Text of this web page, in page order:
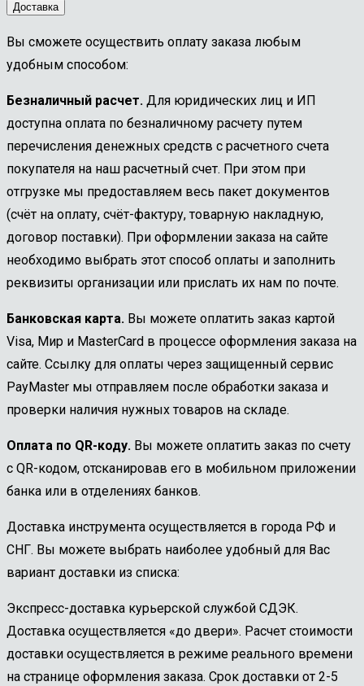
Доставка
Вы сможете осуществить оплату заказа любым
удобным способом:
Безналичный расчет. Для юридических лиц и ИП
доступна оплата по безналичному расчету путем
перечисления денежных средств с расчетного счета
покупателя на наш расчетный счет. При этом при
отгрузке мы предоставляем весь пакет документов
(счёт на оплату, счёт-фактуру, товарную накладную,
договор поставки). При оформлении заказа на сайте
необходимо выбрать этот способ оплаты и заполнить
реквизиты организации или прислать их нам по почте.
Банковская карта. Вы можете оплатить заказ картой
Visa, Мир и MasterCard в процессе оформления заказа на
сайте. Ссылку для оплаты через защищенный сервис
PayMaster мы отправляем после обработки заказа и
проверки наличия нужных товаров на складе.
Оплата по QR-коду. Вы можете оплатить заказ по счету
с QR-кодом, отсканировав его в мобильном приложении
банка или в отделениях банков.
Доставка инструмента осуществляется в города РФ и
СНГ. Вы можете выбрать наиболее удобный для Вас
вариант доставки из списка:
Экспресс-доставка курьерской службой СДЭК.
Доставка осуществляется «до двери». Расчет стоимости
доставки осуществляется в режиме реального времени
на странице оформления заказа. Срок доставки от 2-5